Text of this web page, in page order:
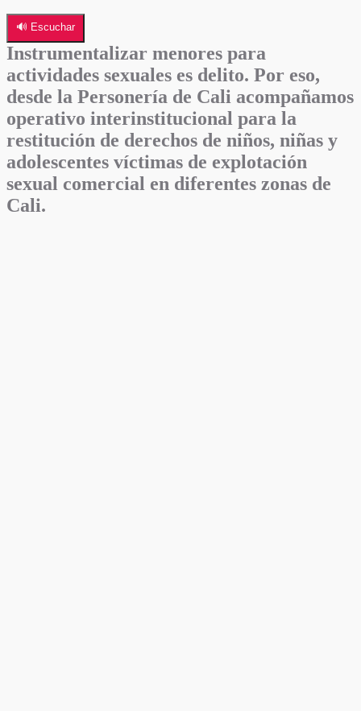
🔊 Escuchar
Instrumentalizar menores para
actividades sexuales es delito. Por eso,
desde la Personería de Cali acompañamos
operativo interinstitucional para la
restitución de derechos de niños, niñas y
adolescentes víctimas de explotación
sexual comercial en diferentes zonas de
Cali.